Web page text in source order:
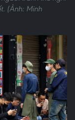
(Ảnh: Minh